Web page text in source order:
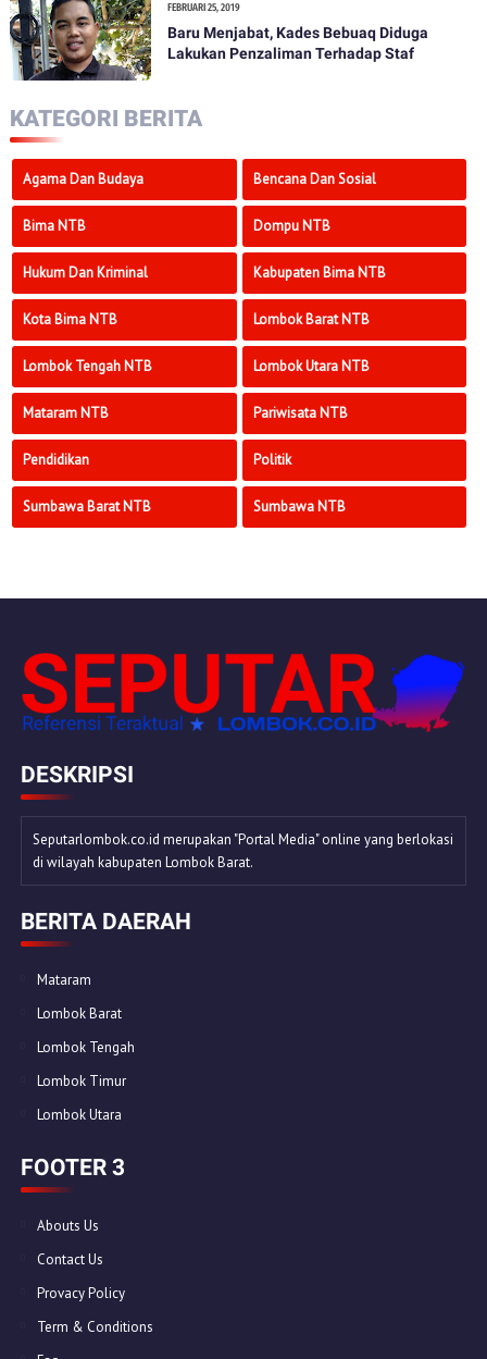
FEBRUARI 25, 2019
Baru Menjabat, Kades Bebuaq Diduga
Lakukan Penzaliman Terhadap Staf
KATEGORI BERITA
Agama Dan Budaya Bencana Dan Sosial
Bima NTB Dompu NTB
Hukum Dan Kriminal Kabupaten Bima NTB
Kota Bima NTB Lombok Barat NTB
Lombok Tengah NTB Lombok Utara NTB
Mataram NTB Pariwisata NTB
Pendidikan Politik
Sumbawa Barat NTB Sumbawa NTB
DESKRIPSI
Seputarlombok.co.id merupakan "Portal Media" online yang berlokasi
di wilayah kabupaten Lombok Barat.
BERITA DAERAH
Mataram
Lombok Barat
Lombok Tengah
Lombok Timur
Lombok Utara
FOOTER 3
Abouts Us
Contact Us
Provacy Policy
Term & Conditions